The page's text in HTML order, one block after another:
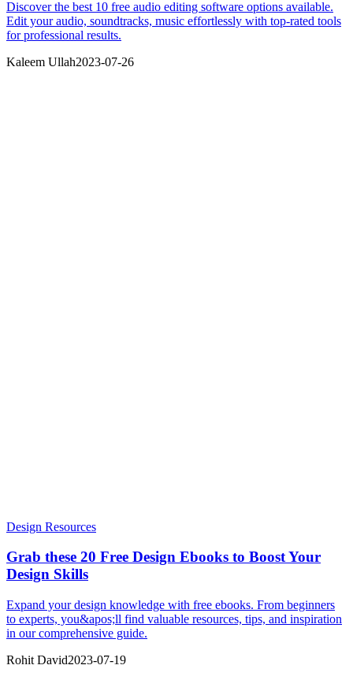
Discover the best 10 free audio editing software options available.
Edit your audio, soundtracks, music effortlessly with top-rated tools
for professional results.
Kaleem Ullah2023-07-26
Design Resources
Grab these 20 Free Design Ebooks to Boost Your
Design Skills
Expand your design knowledge with free ebooks. From beginners
to experts, you&apos;ll find valuable resources, tips, and inspiration
in our comprehensive guide.
Rohit David2023-07-19